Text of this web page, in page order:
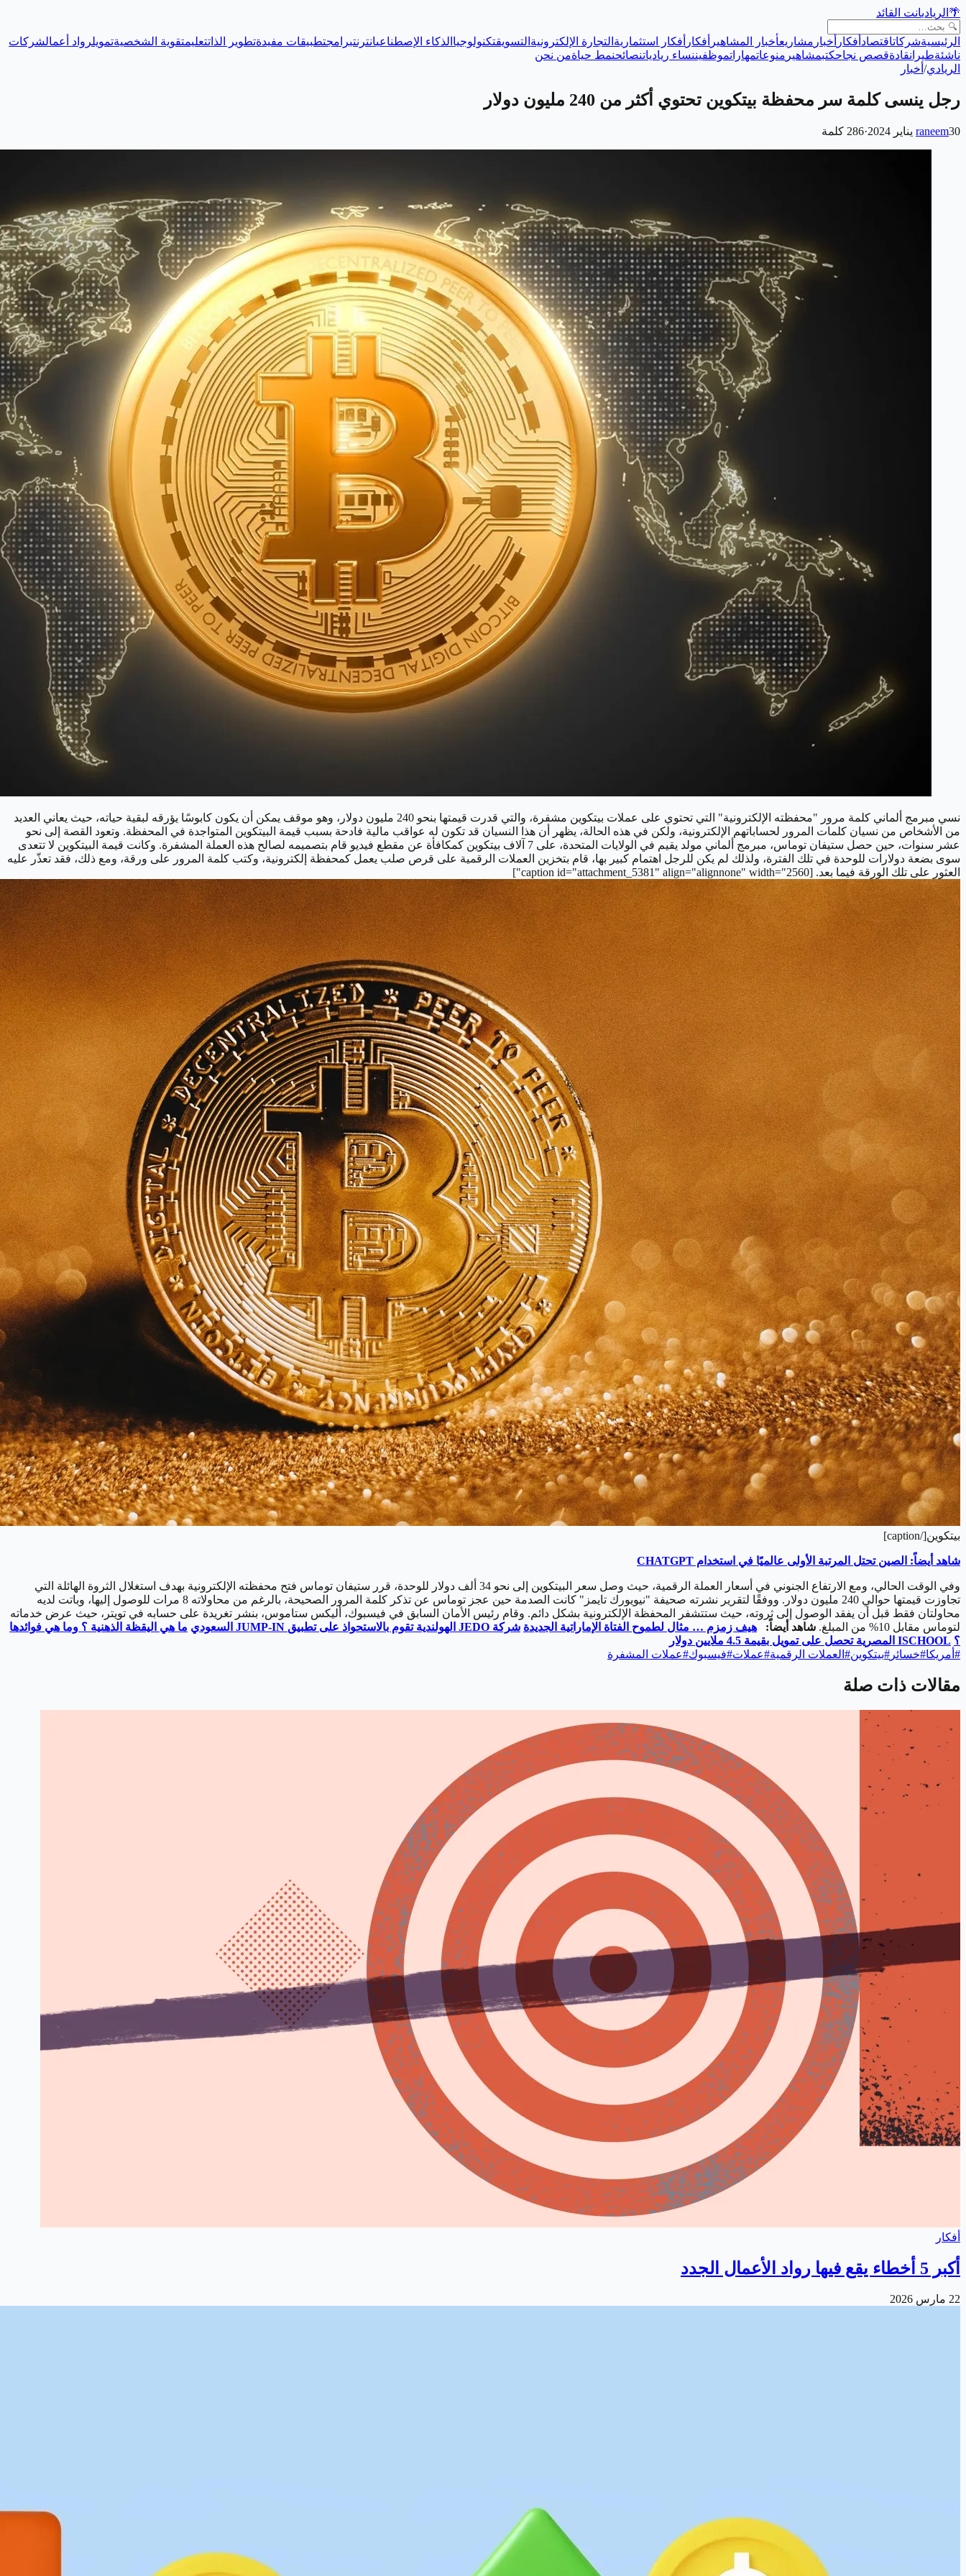
🌴 الرياديانت القائد
الرئيسيةشركاتاقتصاد أفكار أخبار مشاريعأخبار المشاهير أفكار أفكار استثمارية التجارة الإلكترونية التسويقتكنولوجيا الذكاء الإصطناعيانترنتبرامجتطبيقات مفيدةتطوير الذاتتعليمتقوية الشخصيةتمويلرواد أعمالشركات
ناشئةطيرانقادةقصص نجاحكتبمشاهير منوعاتمهاراتموظفيننساء ريادياتنصائحنمط حياةمن نحن
الريادي/ أخبار
رجل ينسى كلمة سر محفظة بيتكوين تحتوي أكثر من 240 مليون دولار
raneem30 يناير 2024 ·
286 كلمة
نسي مبرمج ألماني كلمة مرور "محفظته الإلكترونية" التي تحتوي على عملات بيتكوين مشفرة، والتي قدرت قيمتها بنحو 240 مليون دولار، وهو موقف يمكن أن يكون كابوسًا يؤرقه لبقية حياته، حيث يعاني العديد
من الأشخاص من نسيان كلمات المرور لحساباتهم الإلكترونية، ولكن في هذه الحالة، يظهر أن هذا النسيان قد تكون له عواقب مالية فادحة بسبب قيمة البيتكوين المتواجدة في المحفظة. وتعود القصة إلى نحو
عشر سنوات، حين حصل ستيفان توماس، مبرمج ألماني مولد يقيم في الولايات المتحدة، على 7 آلاف بيتكوين كمكافأة عن مقطع فيديو قام بتصميمه لصالح هذه العملة المشفرة. وكانت قيمة البيتكوين لا تتعدى
سوى بضعة دولارات للوحدة في تلك الفترة، ولذلك لم يكن للرجل اهتمام كبير بها، قام بتخزين العملات الرقمية على قرص صلب يعمل كمحفظة إلكترونية، وكتب كلمة المرور على ورقة، ومع ذلك، فقد تعذّر عليه
العثور على تلك الورقة فيما بعد. [caption id="attachment_5381" align="alignnone" width="2560"]
بيتكوين[/caption]
شاهد أيضاً: الصين تحتل المرتبة الأولى عالميًا في استخدام CHATGPT
وفي الوقت الحالي، ومع الارتفاع الجنوني في أسعار العملة الرقمية، حيث وصل سعر البيتكوين إلى نحو 34 ألف دولار للوحدة، قرر ستيفان توماس فتح محفظته الإلكترونية بهدف استغلال الثروة الهائلة التي
تجاوزت قيمتها حوالي 240 مليون دولار. ووفقًا لتقرير نشرته صحيفة "نيويورك تايمز" كانت الصدمة حين عجز توماس عن تذكر كلمة المرور الصحيحة، بالرغم من محاولاته 8 مرات للوصول إليها، وباتت لديه
محاولتان فقط قبل أن يفقد الوصول إلى ثروته، حيث ستتشفر المحفظة الإلكترونية بشكل دائم. وقام رئيس الأمان السابق في فيسبوك، أليكس ستاموس، بنشر تغريدة على حسابه في تويتر، حيث عرض خدماته
لتوماس مقابل 10% من المبلغ.
شاهد أيضاً: هيف زمزم … مثال لطموح الفتاة الإماراتية الجديدة شركة الهولندية تقوم بالاستحواذ على تطبيق السعودي ما هي اليقظة الذهنية ؟ وما هي فوائدها
؟ ISCHOOL المصرية تحصل على تمويل بقيمة 4.5 ملايين دولار
# أمريكا#خسائر #بيتكوين# العملات الرقمية#عملات#فيسبوك#عملات المشفرة
مقالات ذات صلة
أفكار
أكبر 5 أخطاء يقع فيها رواد الأعمال الجدد
22 مارس 2026